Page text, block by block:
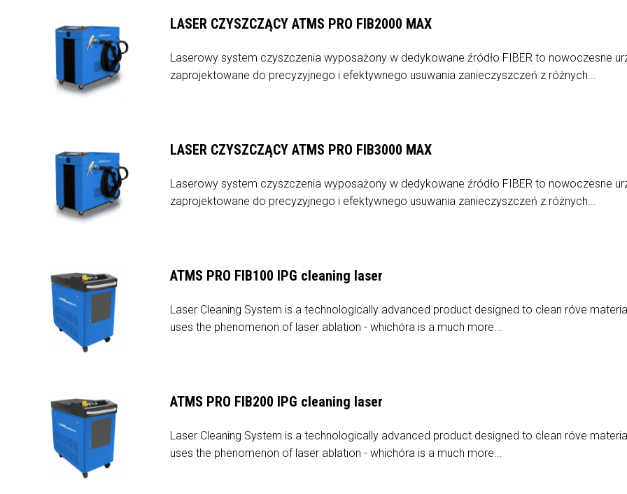
LASER CZYSZCZĄCY ATMS PRO FIB2000 MAX
Laserowy system czyszczenia wyposażony w dedykowane źródło FIBER to nowoczesne
zaprojektowane do precyzyjnego i efektywnego usuwania zanieczyszczeń z różnych...
LASER CZYSZCZĄCY ATMS PRO FIB3000 MAX
Laserowy system czyszczenia wyposażony w dedykowane źródło FIBER to nowoczesne
zaprojektowane do precyzyjnego i efektywnego usuwania zanieczyszczeń z różnych...
ATMS PRO FIB100 IPG cleaning laser
Laser Cleaning System is a technologically advanced product designed to clean róve
uses the phenomenon of laser ablation - whichóra is a much more...
ATMS PRO FIB200 IPG cleaning laser
Laser Cleaning System is a technologically advanced product designed to clean róve
uses the phenomenon of laser ablation - whichóra is a much more...